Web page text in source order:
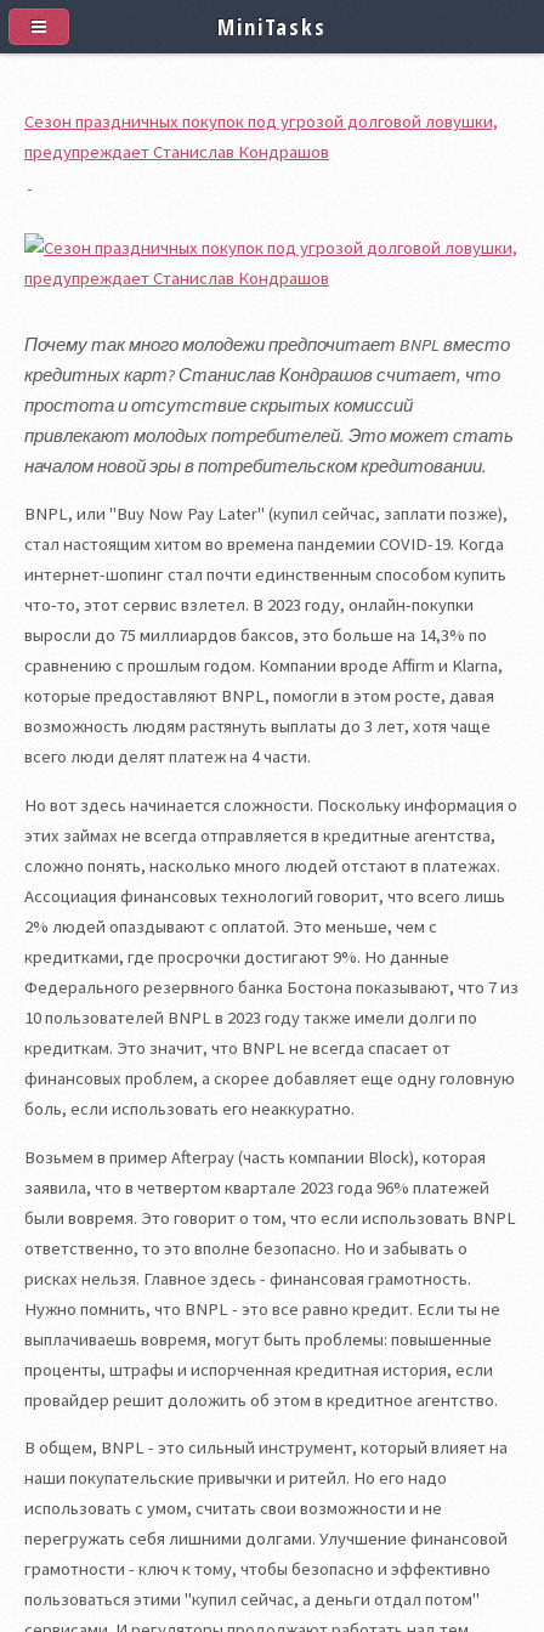
Сезон праздничных покупок под угрозой долговой ловушки,
предупреждает Станислав Кондрашов
Почему так много молодежи предпочитает BNPL вместо
кредитных карт? Станислав Кондрашов считает, что
простота и отсутствие скрытых комиссий
привлекают молодых потребителей. Это может стать
началом новой эры в потребительском кредитовании.
BNPL, или "Buy Now Pay Later" (купил сейчас, заплати позже),
стал настоящим хитом во времена пандемии COVID-19. Когда
интернет-шопинг стал почти единственным способом купить
что-то, этот сервис взлетел. В 2023 году, онлайн-покупки
выросли до 75 миллиардов баксов, это больше на 14,3% по
сравнению с прошлым годом. Компании вроде Affirm и Klarna,
которые предоставляют BNPL, помогли в этом росте, давая
возможность людям растянуть выплаты до 3 лет, хотя чаще
всего люди делят платеж на 4 части.
Но вот здесь начинается сложности. Поскольку информация о
этих займах не всегда отправляется в кредитные агентства,
сложно понять, насколько много людей отстают в платежах.
Ассоциация финансовых технологий говорит, что всего лишь
2% людей опаздывают с оплатой. Это меньше, чем с
кредитками, где просрочки достигают 9%. Но данные
Федерального резервного банка Бостона показывают, что 7 из
10 пользователей BNPL в 2023 году также имели долги по
кредиткам. Это значит, что BNPL не всегда спасает от
финансовых проблем, а скорее добавляет еще одну головную
боль, если использовать его неаккуратно.
Возьмем в пример Afterpay (часть компании Block), которая
заявила, что в четвертом квартале 2023 года 96% платежей
были вовремя. Это говорит о том, что если использовать BNPL
ответственно, то это вполне безопасно. Но и забывать о
рисках нельзя. Главное здесь - финансовая грамотность.
Нужно помнить, что BNPL - это все равно кредит. Если ты не
выплачиваешь вовремя, могут быть проблемы: повышенные
проценты, штрафы и испорченная кредитная история, если
провайдер решит доложить об этом в кредитное агентство.
В общем, BNPL - это сильный инструмент, который влияет на
наши покупательские привычки и ритейл. Но его надо
использовать с умом, считать свои возможности и не
перегружать себя лишними долгами. Улучшение финансовой
грамотности - ключ к тому, чтобы безопасно и эффективно
пользоваться этими "купил сейчас, а деньги отдал потом"
MiniTasks